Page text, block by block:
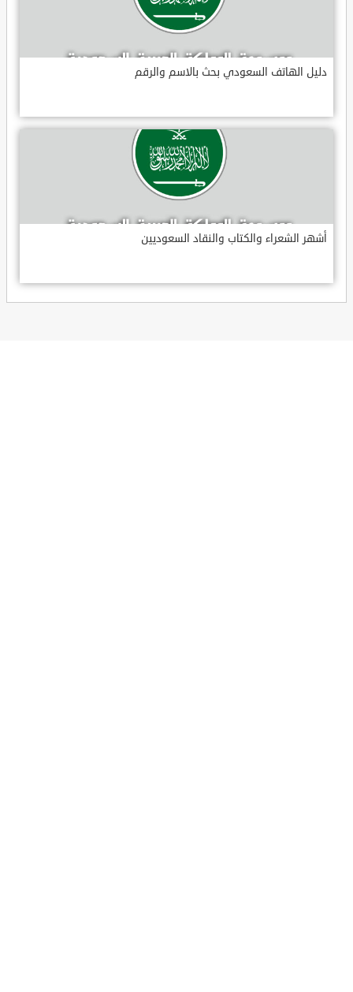
دليل الهاتف السعودي بحث بالاسم والرقم
أشهر الشعراء والكتاب والنقاد السعوديين